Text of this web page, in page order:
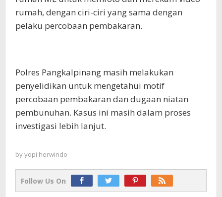
rumah, dengan ciri-ciri yang sama dengan
pelaku percobaan pembakaran.
Polres Pangkalpinang masih melakukan
penyelidikan untuk mengetahui motif
percobaan pembakaran dan dugaan niatan
pembunuhan. Kasus ini masih dalam proses
investigasi lebih lanjut.
byyopi herwindo
Follow Us On